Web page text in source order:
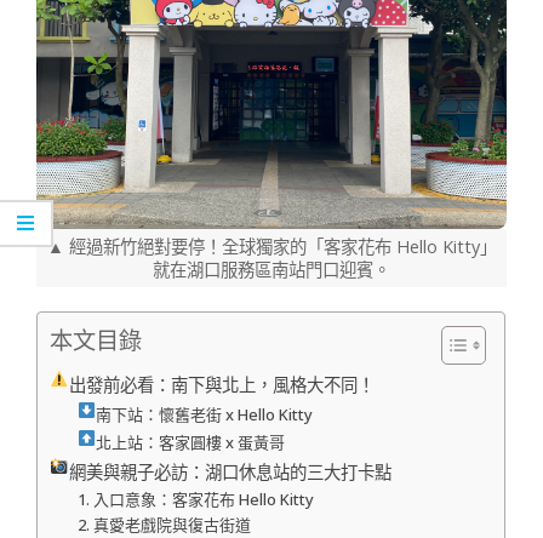
▲ 經過新竹絕對要停！全球獨家的「客家花布 Hello Kitty」
就在湖口服務區南站門口迎賓。
本文目錄
出發前必看：南下與北上，風格大不同！
南下站：懷舊老街 x Hello Kitty
北上站：客家圓樓 x 蛋黃哥
網美與親子必訪：湖口休息站的三大打卡點
1. 入口意象：客家花布 Hello Kitty
2. 真愛老戲院與復古街道